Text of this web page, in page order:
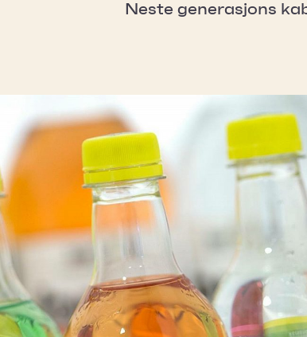
Neste generasjons